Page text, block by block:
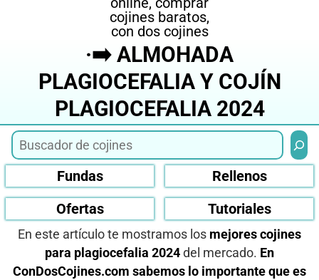
·➡️ ALMOHADA
PLAGIOCEFALIA Y COJÍN
PLAGIOCEFALIA 2024
Fundas
Rellenos
Ofertas
Tutoriales
En este artículo te mostramos los mejores cojines
para plagiocefalia 2024 del mercado. En
ConDosCojines.com sabemos lo importante que es